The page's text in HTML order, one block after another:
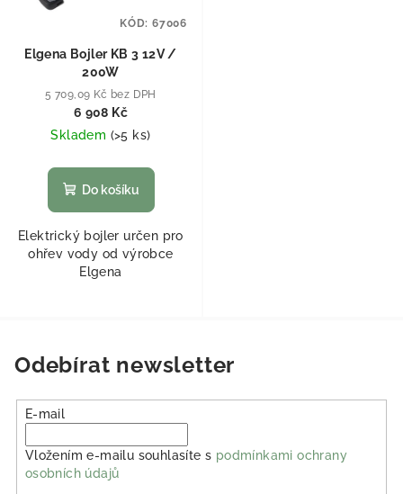
Elgena Bojler KB 3 12V /
200W
5 709,09 Kč bez DPH
6 908 Kč
Skladem (>5 ks)
Do košíku
Elektrický bojler určen pro
ohřev vody od výrobce
Elgena
KÓD: 67006
Odebírat newsletter
E-mail
Vložením e-mailu souhlasíte s podmínkami ochrany
osobních údajů